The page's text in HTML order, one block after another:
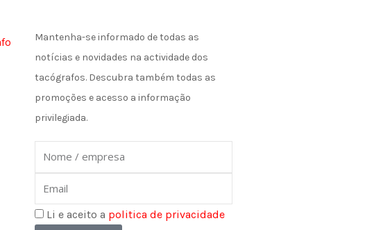
Mantenha-se informado de todas as
notícias e novidades na actividade dos
tacógrafos. Descubra também todas as
promoções e acesso a informação
privilegiada.
Nome
Li e aceito a politica de privacidade